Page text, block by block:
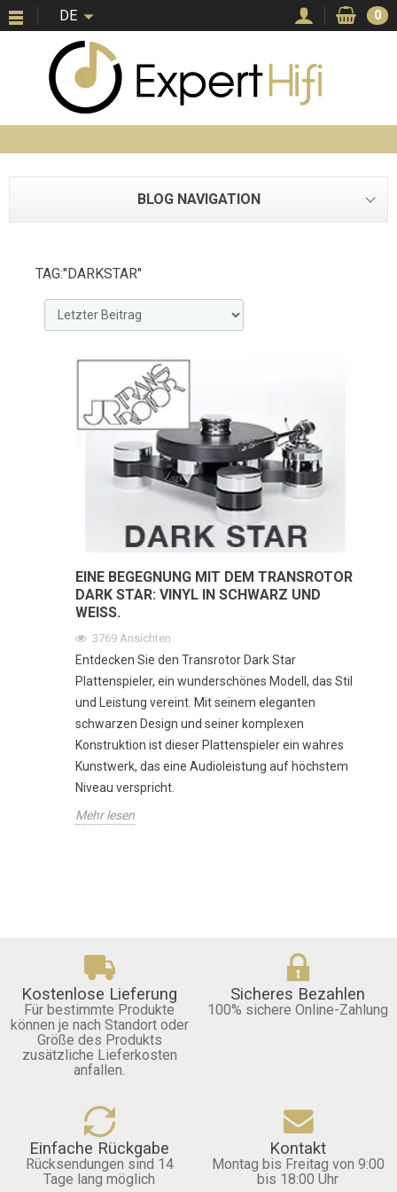
DE 0
BLOG NAVIGATION
TAG:"DARKSTAR"
EINE BEGEGNUNG MIT DEM TRANSROTOR
DARK STAR: VINYL IN SCHWARZ UND
WEISS.
3769 Ansichten
Entdecken Sie den Transrotor Dark Star
Plattenspieler, ein wunderschönes Modell, das Stil
und Leistung vereint. Mit seinem eleganten
schwarzen Design und seiner komplexen
Konstruktion ist dieser Plattenspieler ein wahres
Kunstwerk, das eine Audioleistung auf höchstem
Niveau verspricht.
Mehr lesen
Kostenlose Lieferung
Für bestimmte Produkte
können je nach Standort oder
Größe des Produkts
zusätzliche Lieferkosten
anfallen.
Sicheres Bezahlen
100% sichere Online-Zahlung
Einfache Rückgabe
Rücksendungen sind 14
Tage lang möglich
Kontakt
Montag bis Freitag von 9:00
bis 18:00 Uhr